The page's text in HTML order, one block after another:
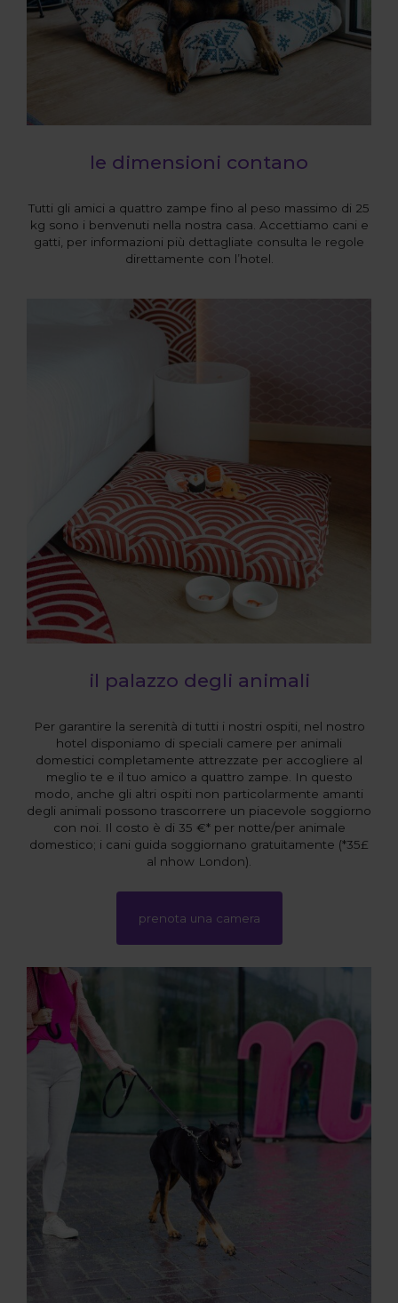
le dimensioni contano
Tutti gli amici a quattro zampe fino al peso massimo di 25
kg sono i benvenuti nella nostra casa. Accettiamo cani e
gatti, per informazioni più dettagliate consulta le regole
direttamente con l’hotel.
il palazzo degli animali
Per garantire la serenità di tutti i nostri ospiti, nel nostro
hotel disponiamo di speciali camere per animali
domestici completamente attrezzate per accogliere al
meglio te e il tuo amico a quattro zampe. In questo
modo, anche gli altri ospiti non particolarmente amanti
degli animali possono trascorrere un piacevole soggiorno
con noi. Il costo è di 35 €* per notte/per animale
domestico; i cani guida soggiornano gratuitamente (*35£
al nhow London).
prenota una camera